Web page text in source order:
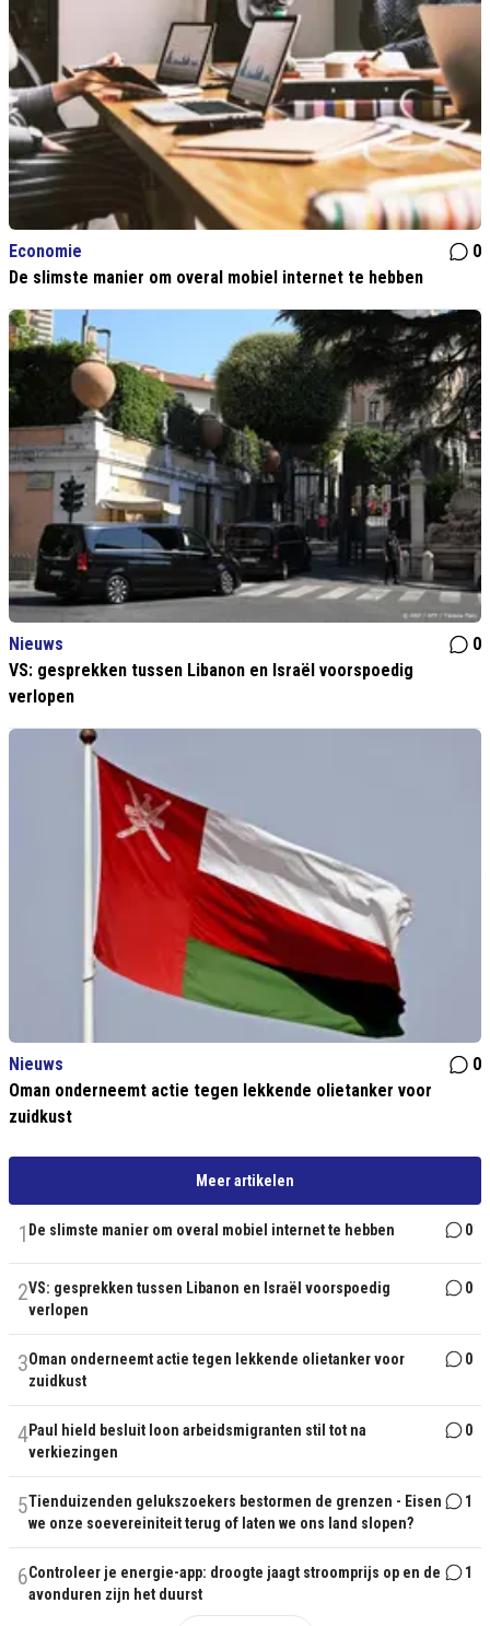
Economie
0
De slimste manier om overal mobiel internet te hebben
Nieuws
0
VS: gesprekken tussen Libanon en Israël voorspoedig
verlopen
Nieuws
0
Oman onderneemt actie tegen lekkende olietanker voor
zuidkust
Meer artikelen
1 De slimste manier om overal mobiel internet te hebben 0
2VS: gesprekken tussen Libanon en Israël voorspoedig
verlopen
0
3Oman onderneemt actie tegen lekkende olietanker voor
zuidkust
0
4Paul hield besluit loon arbeidsmigranten stil tot na
verkiezingen
0
5Tienduizenden gelukszoekers bestormen de grenzen - Eisen
we onze soevereiniteit terug of laten we ons land slopen?
1
6Controleer je energie-app: droogte jaagt stroomprijs op en de
avonduren zijn het duurst
1